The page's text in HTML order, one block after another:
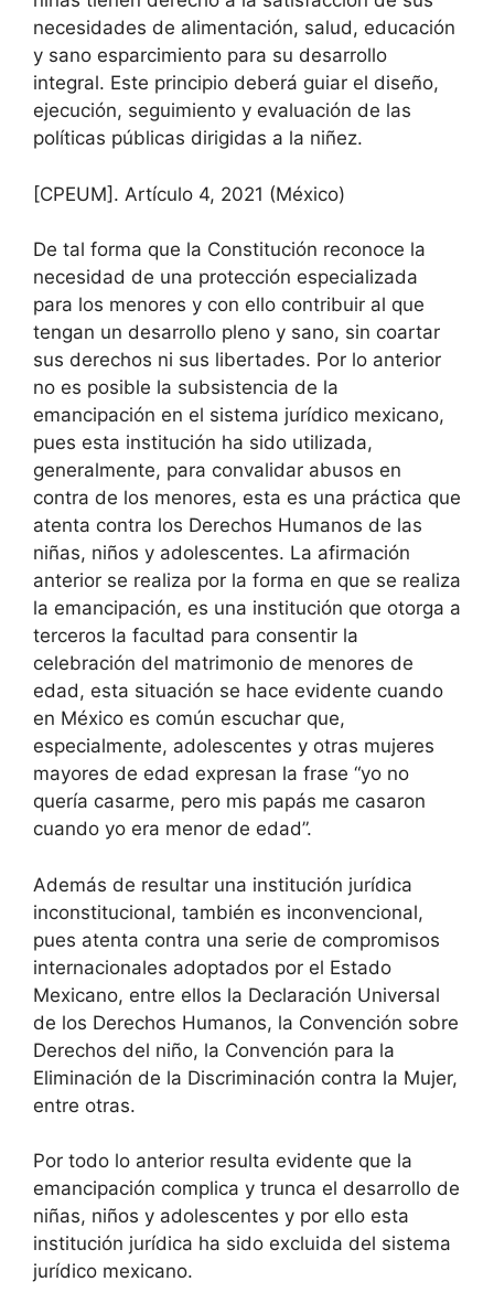
necesidades de alimentación, salud, educación
y sano esparcimiento para su desarrollo
integral. Este principio deberá guiar el diseño,
ejecución, seguimiento y evaluación de las
políticas públicas dirigidas a la niñez.
[CPEUM]. Artículo 4, 2021 (México)
De tal forma que la Constitución reconoce la
necesidad de una protección especializada
para los menores y con ello contribuir al que
tengan un desarrollo pleno y sano, sin coartar
sus derechos ni sus libertades. Por lo anterior
no es posible la subsistencia de la
emancipación en el sistema jurídico mexicano,
pues esta institución ha sido utilizada,
generalmente, para convalidar abusos en
contra de los menores, esta es una práctica que
atenta contra los Derechos Humanos de las
niñas, niños y adolescentes. La afirmación
anterior se realiza por la forma en que se realiza
la emancipación, es una institución que otorga a
terceros la facultad para consentir la
celebración del matrimonio de menores de
edad, esta situación se hace evidente cuando
en México es común escuchar que,
especialmente, adolescentes y otras mujeres
mayores de edad expresan la frase “yo no
quería casarme, pero mis papás me casaron
cuando yo era menor de edad”.
Además de resultar una institución jurídica
inconstitucional, también es inconvencional,
pues atenta contra una serie de compromisos
internacionales adoptados por el Estado
Mexicano, entre ellos la Declaración Universal
de los Derechos Humanos, la Convención sobre
Derechos del niño, la Convención para la
Eliminación de la Discriminación contra la Mujer,
entre otras.
Por todo lo anterior resulta evidente que la
emancipación complica y trunca el desarrollo de
niñas, niños y adolescentes y por ello esta
institución jurídica ha sido excluida del sistema
jurídico mexicano.